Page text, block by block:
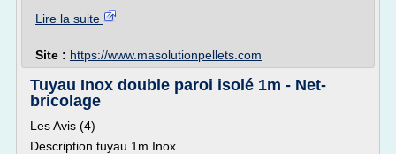
Lire la suite
Site : https://www.masolutionpellets.com
Tuyau Inox double paroi isolé 1m - Net-
bricolage
Les Avis (4)
Description tuyau 1m Inox